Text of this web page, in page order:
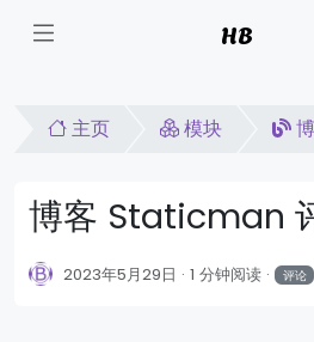
HB
主页 模块
博客 Staticman
2023年5月29日 1 分钟阅读 评论